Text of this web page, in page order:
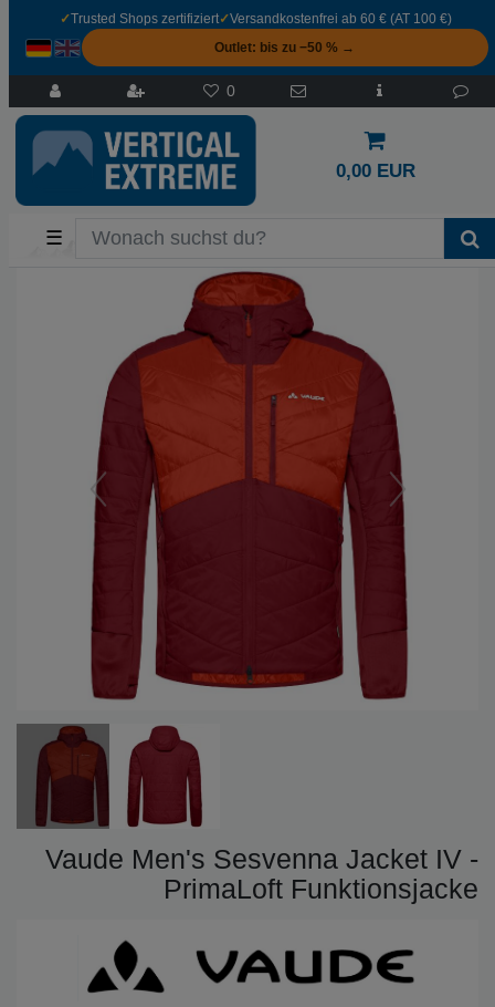
✓Trusted Shops zertifiziert✓Versandkostenfrei ab 60 € (AT 100 €)
Outlet: bis zu −50 % →
0
0,00 EUR
☰
Vaude Men's Sesvenna Jacket IV -
PrimaLoft Funktionsjacke